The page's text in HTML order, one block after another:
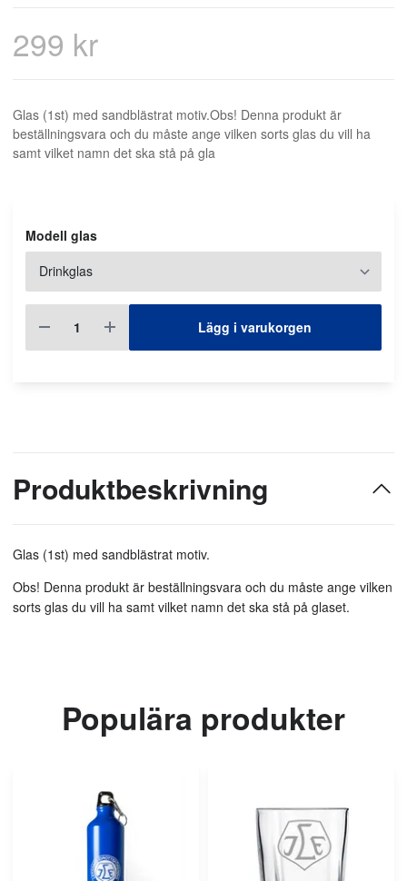
299 kr
Glas (1st) med sandblästrat motiv.Obs! Denna produkt är
beställningsvara och du måste ange vilken sorts glas du vill ha
samt vilket namn det ska stå på gla
Modell glas
Lägg i varukorgen
Produktbeskrivning
Glas (1st) med sandblästrat motiv.
Obs! Denna produkt är beställningsvara och du måste ange vilken
sorts glas du vill ha samt vilket namn det ska stå på glaset.
Populära produkter